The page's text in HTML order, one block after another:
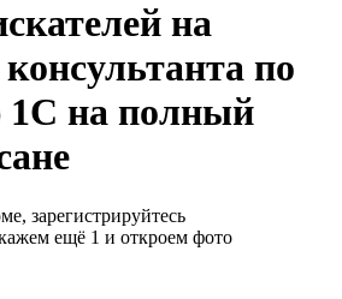
на
по
1С на полный
зарегистрируйтесь
ещё 1 и откроем фото